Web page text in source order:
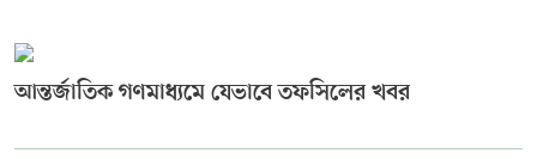
আন্তর্জাতিক গণমাধ্যমে যেভাবে তফসিলের খবর